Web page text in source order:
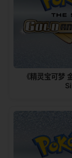
《精灵宝可